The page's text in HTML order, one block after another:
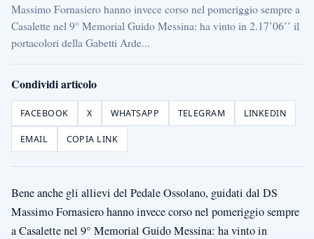
Massimo Fornasiero hanno invece corso nel pomeriggio sempre a
Casalette nel 9° Memorial Guido Messina: ha vinto in 2.17’06’’ il
portacolori della Gabetti Arde...
Condividi articolo
FACEBOOK X WHATSAPP TELEGRAM LINKEDIN
EMAIL COPIA LINK
Bene anche gli allievi del Pedale Ossolano, guidati dal DS
Massimo Fornasiero hanno invece corso nel pomeriggio sempre
a Casalette nel 9° Memorial Guido Messina: ha vinto in